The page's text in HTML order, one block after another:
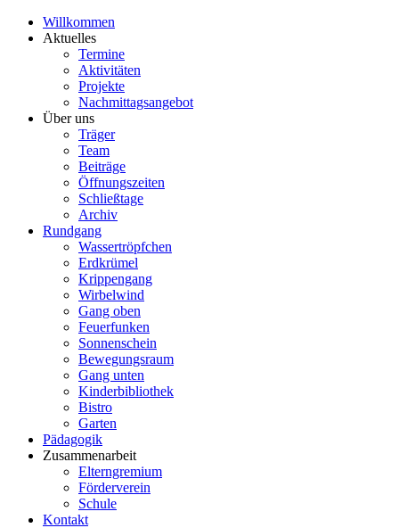
Willkommen
Aktuelles
Termine
Aktivitäten
Projekte
Nachmittagsangebot
Über uns
Träger
Team
Beiträge
Öffnungszeiten
Schließtage
Archiv
Rundgang
Wassertröpfchen
Erdkrümel
Krippengang
Wirbelwind
Gang oben
Feuerfunken
Sonnenschein
Bewegungsraum
Gang unten
Kinderbibliothek
Bistro
Garten
Pädagogik
Zusammenarbeit
Elterngremium
Förderverein
Schule
Kontakt